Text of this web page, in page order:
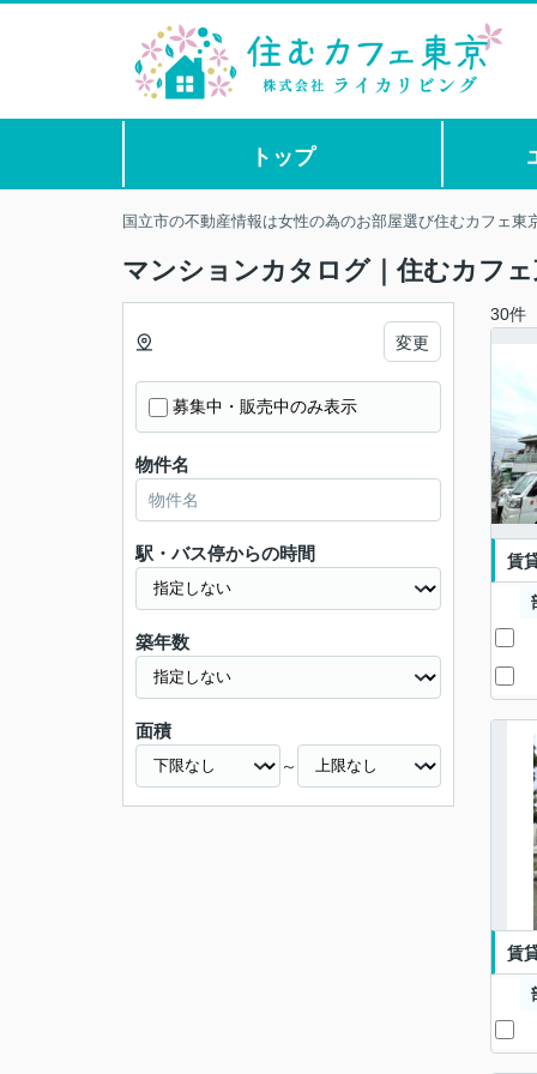
トップ
国立市の不動産情報は女性の為のお部屋選び住むカフェ東
マンションカタログ｜住むカフ
変更
募集中・販売中のみ表示
物件名
駅・バス停からの時間
築年数
面積
～
30件
賃
賃